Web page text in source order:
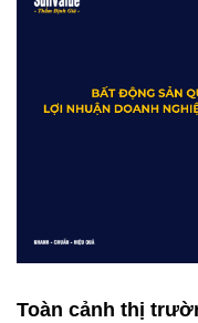
Toàn cảnh thị